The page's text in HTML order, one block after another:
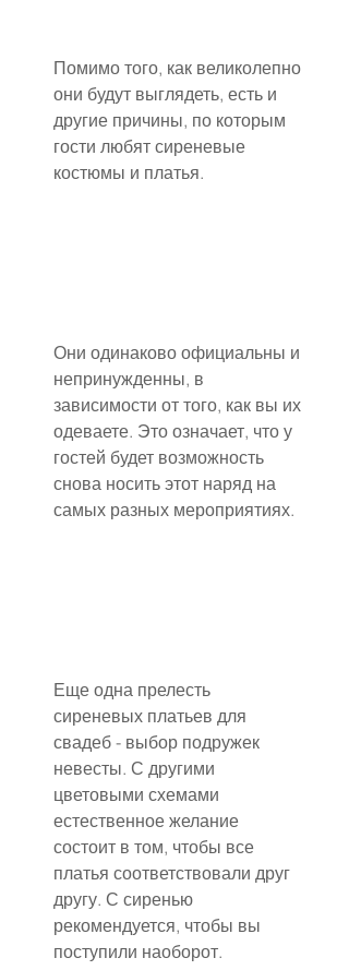
Помимо того, как великолепно
они будут выглядеть, есть и
другие причины, по которым
гости любят сиреневые
костюмы и платья.
Они одинаково официальны и
непринужденны, в
зависимости от того, как вы их
одеваете. Это означает, что у
гостей будет возможность
снова носить этот наряд на
самых разных мероприятиях.
Еще одна прелесть
сиреневых платьев для
свадеб - выбор подружек
невесты. С другими
цветовыми схемами
естественное желание
состоит в том, чтобы все
платья соответствовали друг
другу. С сиренью
рекомендуется, чтобы вы
поступили наоборот.